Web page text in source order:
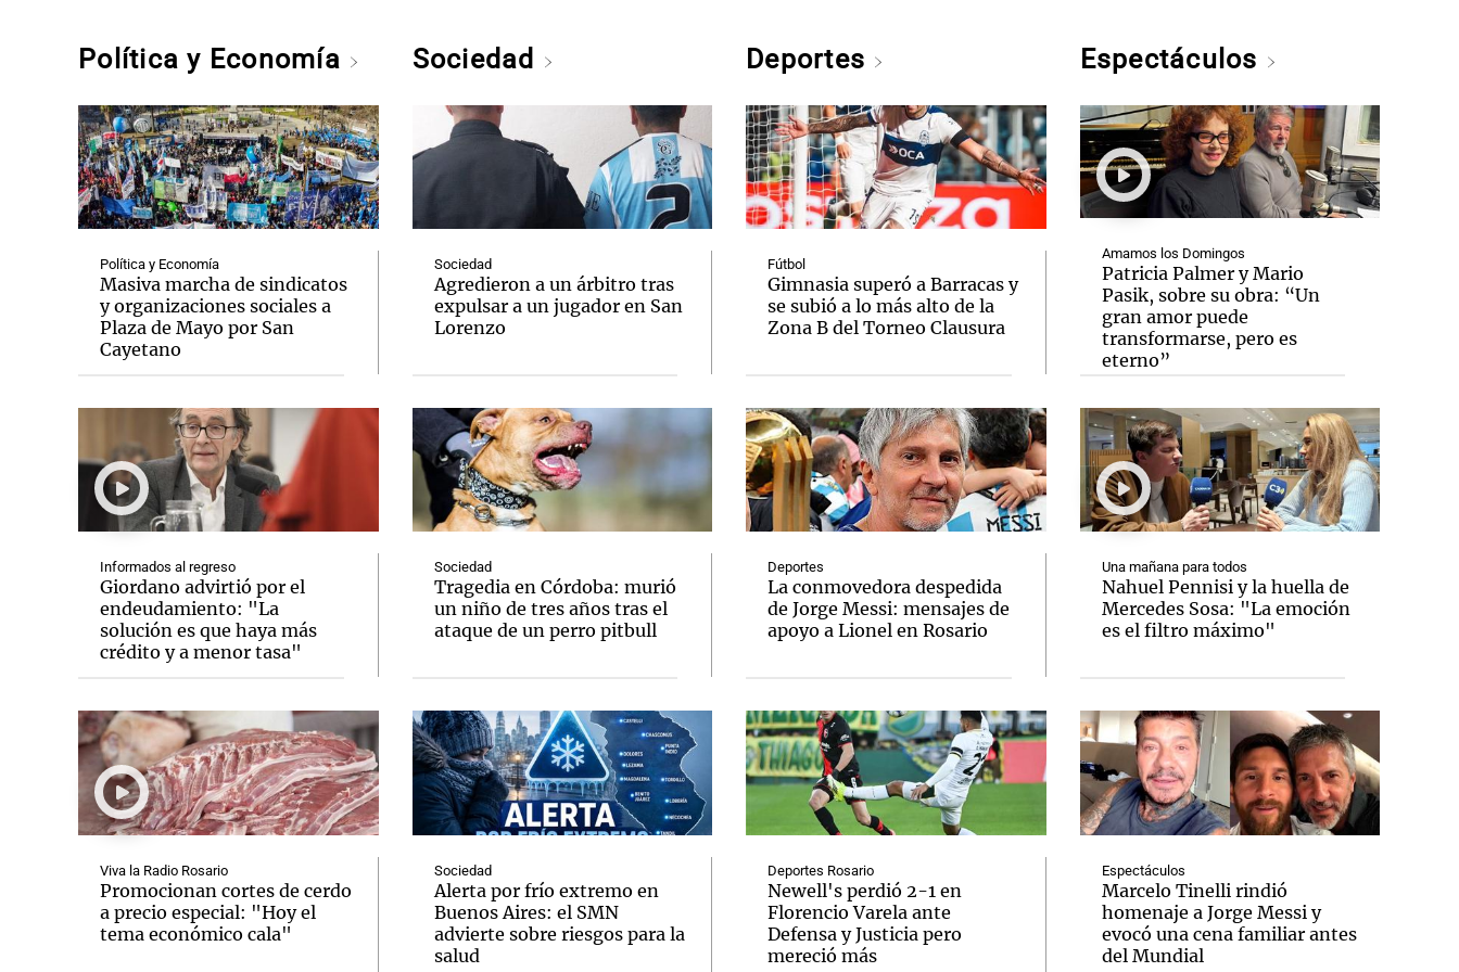
Política y Economía
Política y Economía
Masiva marcha de sindicatos
y organizaciones sociales a
Plaza de Mayo por San
Cayetano
Informados al regreso
Giordano advirtió por el
endeudamiento: "La
solución es que haya más
crédito y a menor tasa"
Viva la Radio Rosario
Promocionan cortes de cerdo
a precio especial: "Hoy el
tema económico cala"
Sociedad
Sociedad
Agredieron a un árbitro tras
expulsar a un jugador en San
Lorenzo
Sociedad
Tragedia en Córdoba: murió
un niño de tres años tras el
ataque de un perro pitbull
Sociedad
Alerta por frío extremo en
Buenos Aires: el SMN
advierte sobre riesgos para la
salud
Deportes
Fútbol
Gimnasia superó a Barracas y
se subió a lo más alto de la
Zona B del Torneo Clausura
Deportes
La conmovedora despedida
de Jorge Messi: mensajes de
apoyo a Lionel en Rosario
Deportes Rosario
Newell's perdió 2-1 en
Florencio Varela ante
Defensa y Justicia pero
mereció más
Espectáculos
Amamos los Domingos
Patricia Palmer y Mario
Pasik, sobre su obra: “Un
gran amor puede
transformarse, pero es
eterno”
Una mañana para todos
Nahuel Pennisi y la huella de
Mercedes Sosa: "La emoción
es el filtro máximo"
Espectáculos
Marcelo Tinelli rindió
homenaje a Jorge Messi y
evocó una cena familiar antes
del Mundial
Notas Notas
El huracán de Arequito
Notas
Cadena 3 en Groenlandia
Notas